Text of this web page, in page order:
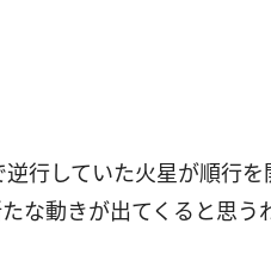
逆行していた火星が順行
な動きが出てくると思う